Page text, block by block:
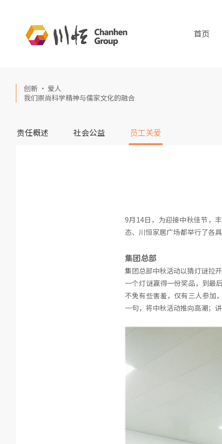
首页
创新 · 爱人
我们崇尚科学精神与儒家文化的融合
责任概述 社会公益 员工关爱
9月14日，为迎接中秋佳节，
态、川恒家居广场都举行了各
集团总部
集团总部中秋活动以猜灯谜拉
一个灯谜赢得一份奖品，到最
不免有些害羞，仅有三人参加
一句，将中秋活动推向高潮；